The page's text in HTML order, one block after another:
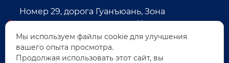
Номер 29, дорога Гуанъюань, Зона
экономического развития, Цзиньцзян, город
Цюаньчжоу, провинция Фуцзянь, Китай
+86-13505025552
Мы используем файлы cookie для улучшения
вашего опыта просмотра.
Продолжая использовать этот сайт, вы